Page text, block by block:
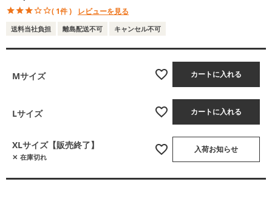
( 1件 ) レビューを見る
送料当社負担 離島配送不可 キャンセル不可
Mサイズ カートに入れる
Lサイズ カートに入れる
XLサイズ【販売終了】
在庫切れ
入荷お知らせ